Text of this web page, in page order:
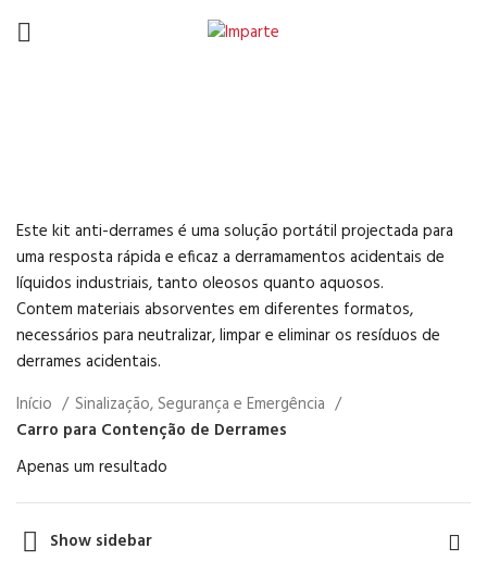
Este kit anti-derrames é uma solução portátil projectada para
uma resposta rápida e eficaz a derramamentos acidentais de
líquidos industriais, tanto oleosos quanto aquosos.
Contem materiais absorventes em diferentes formatos,
necessários para neutralizar, limpar e eliminar os resíduos de
derrames acidentais.
Início
Sinalização, Segurança e Emergência
Carro para Contenção de Derrames
Apenas um resultado
Show sidebar